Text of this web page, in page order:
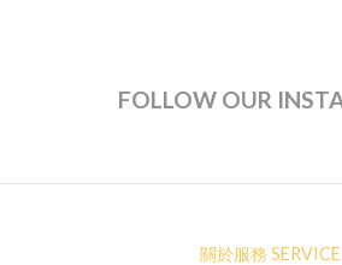
FOLLOW OUR
關於服務 SERVICE